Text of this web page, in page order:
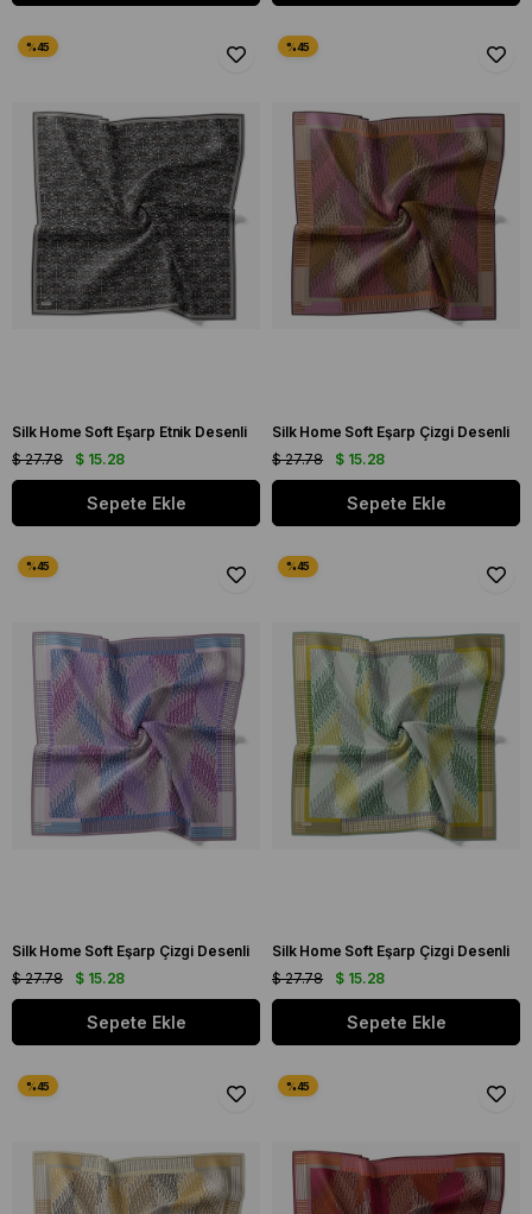
Silk Home Soft Eşarp Etnik Desenli
$ 15.28
$ 27.78
Sepete Ekle
Silk Home Soft Eşarp Çizgi Desenli
$ 15.28
$ 27.78
Sepete Ekle
Silk Home Soft Eşarp Çizgi Desenli
$ 15.28
$ 27.78
Sepete Ekle
Silk Home Soft Eşarp Çizgi Desenli
$ 15.28
$ 27.78
Sepete Ekle